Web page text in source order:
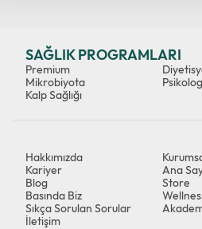
SAĞLIK PROGRAMLARI
Premium
Mikrobiyota
Kalp Sağlığı
Psikolog
Hakkımızda
Kariyer
Ana
Blog
Store
Basında Biz
Sıkça Sorulan Sorular
İletişim